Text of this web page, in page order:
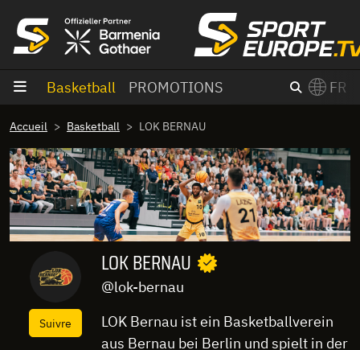
Basketball PROMOTIONS FR
Accueil Basketball LOK BERNAU
Suivre
LOK BERNAU
@lok-bernau
LOK Bernau ist ein Basketballverein
aus Bernau bei Berlin und spielt in der